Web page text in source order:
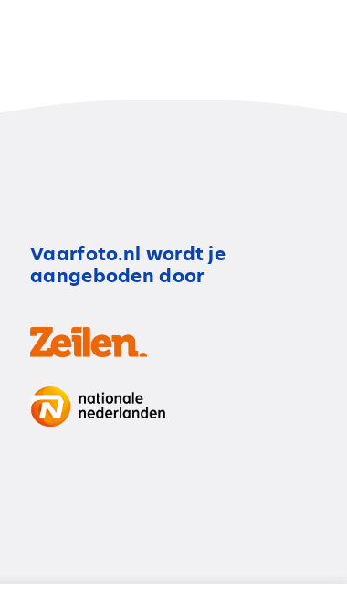
Vaarfoto.nl wordt je
aangeboden door